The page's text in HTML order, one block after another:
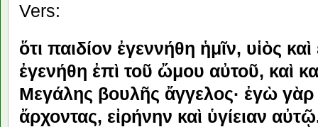
Vers:
ὅτι παιδίον ἐγεννήθη ἡμῖν, υἱὸς
ἐγενήθη ἐπὶ τοῦ ὤμου αὐτοῦ, καὶ
Μεγάλης βουλῆς ἄγγελος· ἐγὼ γὰρ
ἄρχοντας, εἰρήνην καὶ ὑγίειαν